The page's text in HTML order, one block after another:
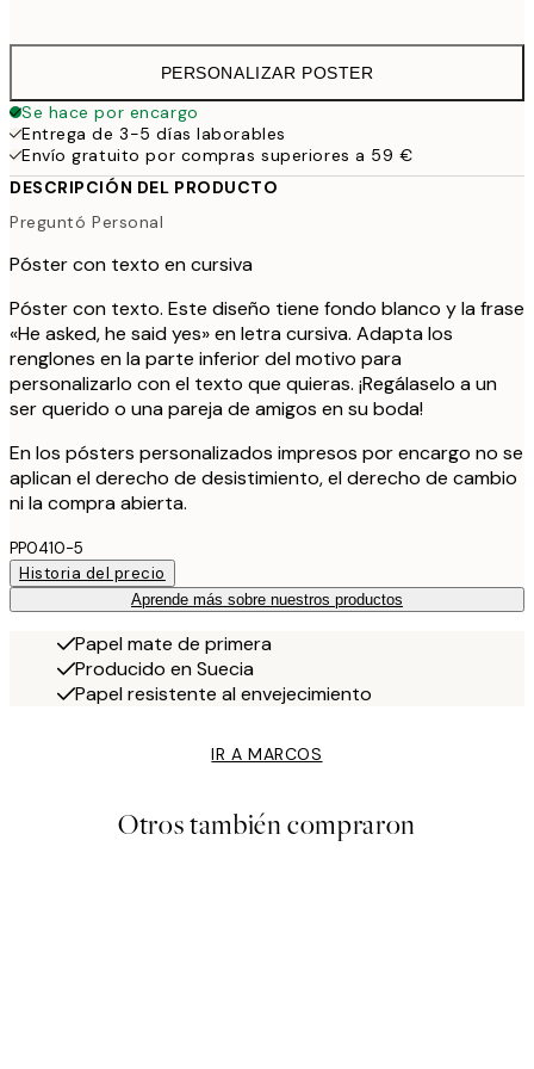
PERSONALIZAR POSTER
Se hace por encargo
Entrega de 3-5 días laborables
Envío gratuito por compras superiores a 59 €
DESCRIPCIÓN DEL PRODUCTO
Preguntó Personal
Póster con texto en cursiva
Póster con texto. Este diseño tiene fondo blanco y la frase
«He asked, he said yes» en letra cursiva. Adapta los
renglones en la parte inferior del motivo para
personalizarlo con el texto que quieras. ¡Regálaselo a un
ser querido o una pareja de amigos en su boda!
En los pósters personalizados impresos por encargo no se
aplican el derecho de desistimiento, el derecho de cambio
ni la compra abierta.
PP0410-5
Historia del precio
Aprende más sobre nuestros productos
Papel mate de primera
Producido en Suecia
Papel resistente al envejecimiento
IR A MARCOS
Otros también compraron